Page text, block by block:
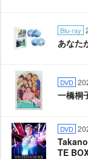
Blu-ray
あなた
DVD
一橋桐
DVD
TE